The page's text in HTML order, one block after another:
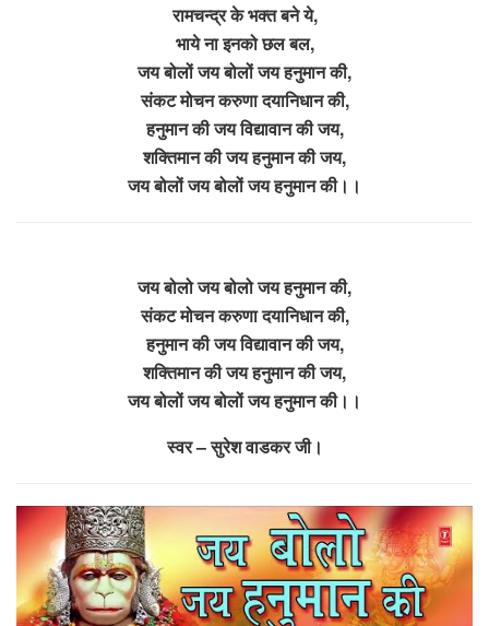
रामचन्द्र के भक्त बने ये,
भाये ना इनको छल बल,
जय बोलों जय बोलों जय हनुमान की,
संकट मोचन करुणा दयानिधान की,
हनुमान की जय विद्यावान की जय,
शक्तिमान की जय हनुमान की जय,
जय बोलों जय बोलों जय हनुमान की।।
जय बोलो जय बोलो जय हनुमान की,
संकट मोचन करुणा दयानिधान की,
हनुमान की जय विद्यावान की जय,
शक्तिमान की जय हनुमान की जय,
जय बोलों जय बोलों जय हनुमान की।।
स्वर – सुरेश वाडकर जी।